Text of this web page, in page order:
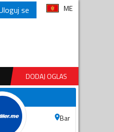
se ME
DODAJ OGLAS
Bar